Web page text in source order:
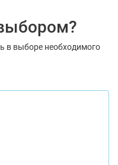
в выборе необходимого